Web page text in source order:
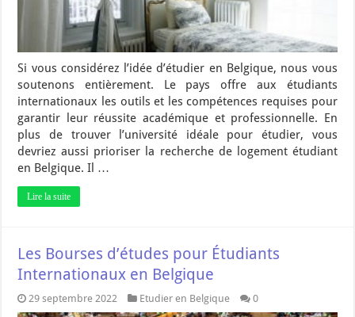
Si vous considérez l’idée d’étudier en Belgique, nous vous
soutenons entièrement. Le pays offre aux étudiants
internationaux les outils et les compétences requises pour
garantir leur réussite académique et professionnelle. En
plus de trouver l’université idéale pour étudier, vous
devriez aussi prioriser la recherche de logement étudiant
en Belgique. Il …
Lire la suite
Les Bourses d’études pour Étudiants
Internationaux en Belgique
29 septembre 2022 Etudier en Belgique 0